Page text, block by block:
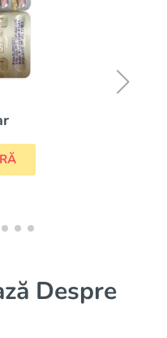
Despre